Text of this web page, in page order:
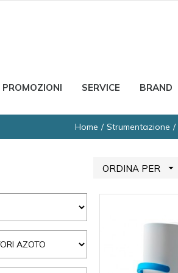
PROMOZIONI SERVICE BRAND
Home Strumentazione
ORDINA PER 